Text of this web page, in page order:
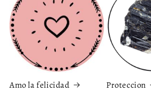
Amo la felicidad Proteccion